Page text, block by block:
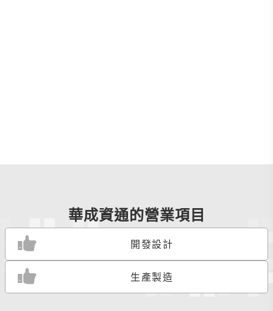
華成資通的營業項目
開發設計
生產製造